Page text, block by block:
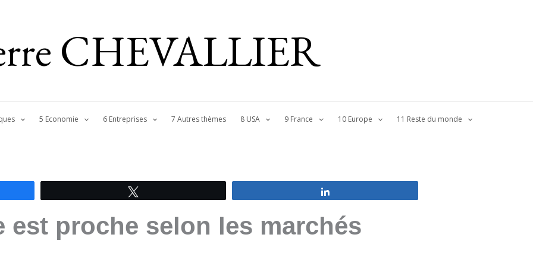
CHEVALLIER
5 Economie 6 Entreprises 7 Autres thèmes 8 USA 9 France 10 Europe 11 Reste du monde
est proche selon les marchés